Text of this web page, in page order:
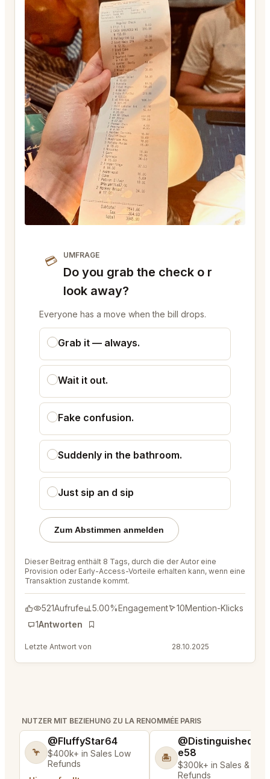
💳 UMFRAGE
Do you grab the check o r
look away?
Everyone has a move when the bill drops.
Grab it — always.
Wait it out.
Fake confusion.
Suddenly in the bathroom.
Just sip an d sip
Zum Abstimmen anmelden
Dieser Beitrag enthält 8 Tags, durch die der Autor eine
Provision oder Early-Access-Vorteile erhalten kann, wenn eine
Transaktion zustande kommt.
521Aufrufe 5.00%Engagement 10Mention-Klicks
1Antworten
Lesezeichen
Letzte Antwort von 28.10.2025
NUTZER MIT BEZIEHUNG ZU LA RENOMMÉE PARIS
🦩
@FluffyStar64
$400k+ in Sales Low
Refunds
🏝️
@DistinguishedTre
e58
$300k+ in Sales & Low
Refunds